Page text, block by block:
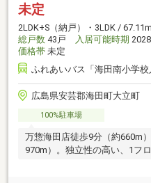
未定
2LDK+S（納戸）・3LDK / 67.11m
総戸数 43戸 入居可能時期
価格帯 未定
ふれあいバス「海田南小学校
広島県安芸郡海田町大立町
100%駐車場
万惣海田店徒歩9分（約660m
970m）。独立性の高い、1フ
ディオリジナル・ファミリー